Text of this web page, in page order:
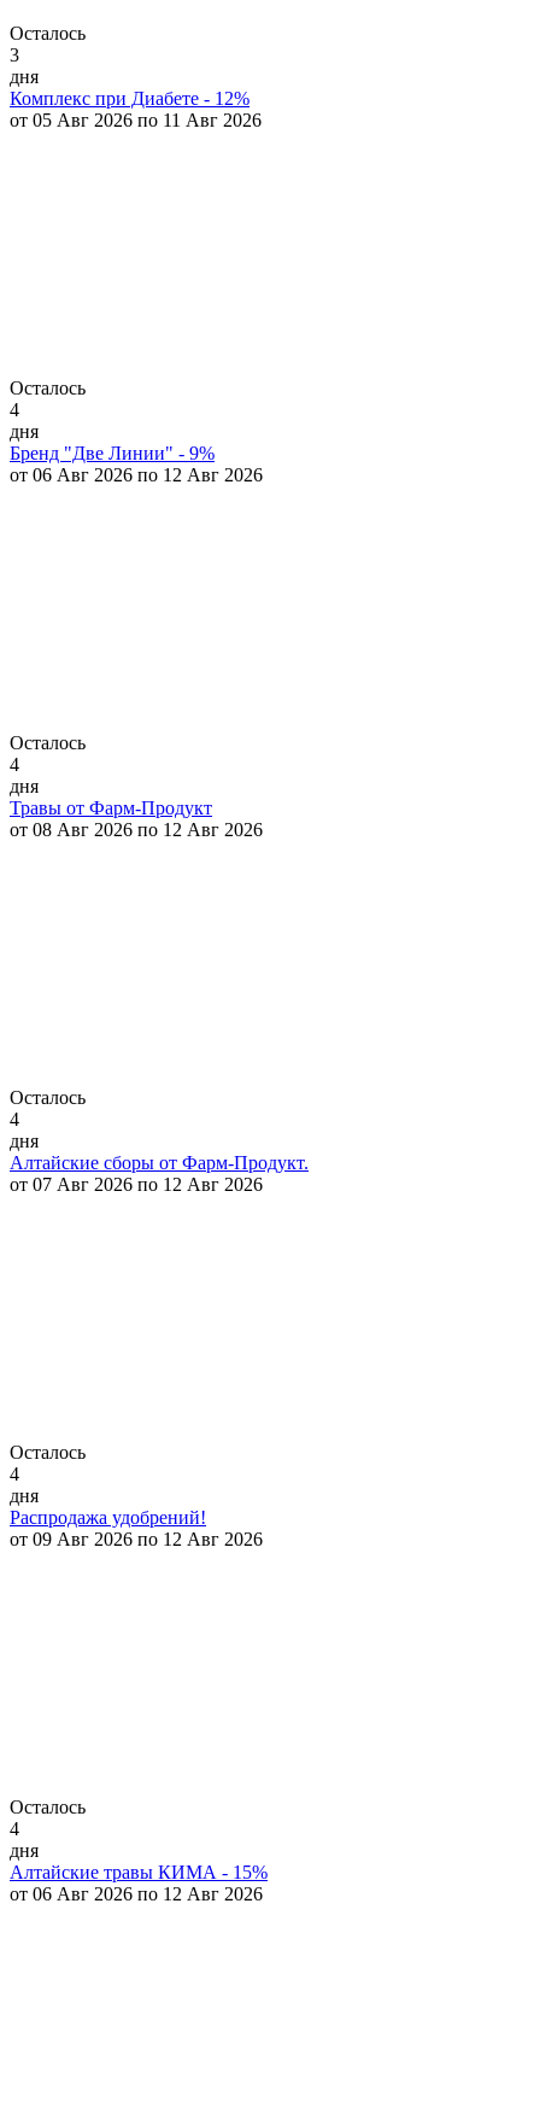
Осталось
3
дня
Комплекс при Диабете - 12%
от 05 Авг 2026 по 11 Авг 2026
Осталось
4
дня
Бренд "Две Линии" - 9%
от 06 Авг 2026 по 12 Авг 2026
Осталось
4
дня
Травы от Фарм-Продукт
от 08 Авг 2026 по 12 Авг 2026
Осталось
4
дня
Алтайские сборы от Фарм-Продукт.
от 07 Авг 2026 по 12 Авг 2026
Осталось
4
дня
Распродажа удобрений!
от 09 Авг 2026 по 12 Авг 2026
Осталось
4
дня
Алтайские травы КИМА - 15%
от 06 Авг 2026 по 12 Авг 2026